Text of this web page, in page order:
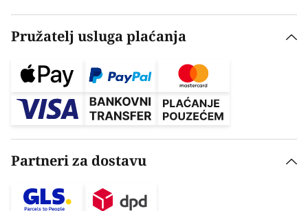
Pružatelj usluga plaćanja
Partneri za dostavu